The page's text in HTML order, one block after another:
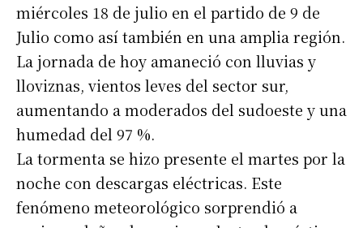
miércoles 18 de julio en el partido de 9 de
Julio como así también en una amplia región.
La jornada de hoy amaneció con lluvias y
lloviznas, vientos leves del sector sur,
aumentando a moderados del sudoeste y una
humedad del 97 %.
La tormenta se hizo presente el martes por la
noche con descargas eléctricas. Este
fenómeno meteorológico sorprendió a